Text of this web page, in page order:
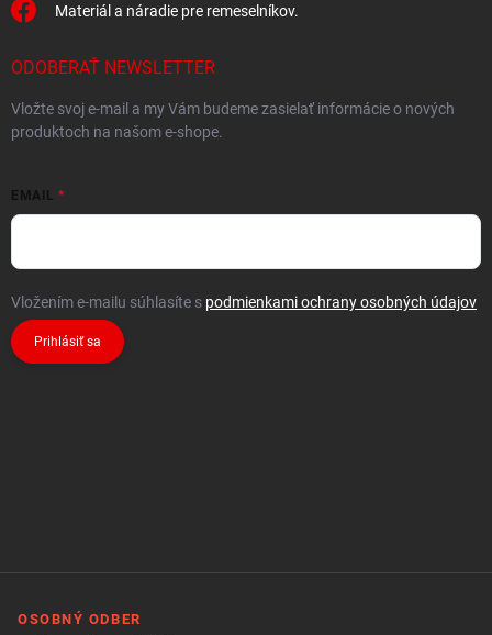
Materiál a náradie pre remeselníkov.
ODOBERAŤ NEWSLETTER
Vložte svoj e-mail a my Vám budeme zasielať informácie o nových
produktoch na našom e-shope.
EMAIL
Vložením e-mailu súhlasíte s podmienkami ochrany osobných údajov
Prihlásiť sa
OSOBNÝ ODBER